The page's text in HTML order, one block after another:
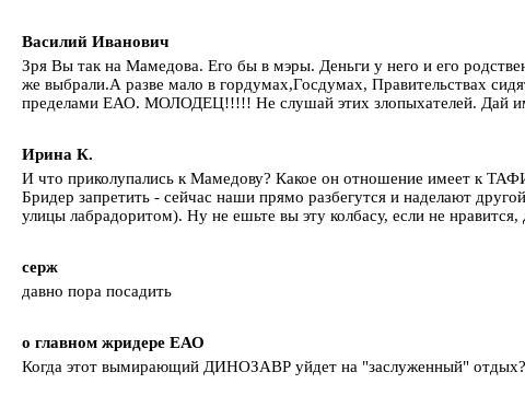
Василий Иванович
Зря Вы так на Мамедова. Его бы в мэры. Деньги у него и его
же выбрали.А разве мало в гордумах,Госдумах, Правительствах
пределами ЕАО. МОЛОДЕЦ!!!!! Не слушай этих злопыхателей. Дай
Ирина К.
И что приколупались к Мамедову? Какое он отношение имеет к
Бридер запретить - сейчас наши прямо разбегутся и наделают
улицы лабрадоритом). Ну не ешьте вы эту колбасу, если не
серж
давно пора посадить
о главном жридере ЕАО
Когда этот вымирающий ДИНОЗАВР уйдет на "заслуженный" отдых?